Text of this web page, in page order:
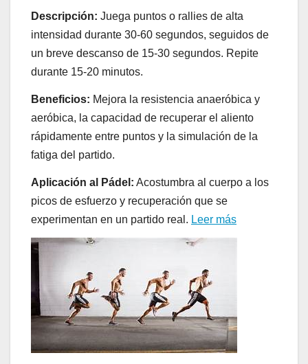
Descripción: Juega puntos o rallies de alta
intensidad durante 30-60 segundos, seguidos de
un breve descanso de 15-30 segundos. Repite
durante 15-20 minutos.
Beneficios: Mejora la resistencia anaeróbica y
aeróbica, la capacidad de recuperar el aliento
rápidamente entre puntos y la simulación de la
fatiga del partido.
Aplicación al Pádel: Acostumbra al cuerpo a los
picos de esfuerzo y recuperación que se
experimentan en un partido real. Leer más